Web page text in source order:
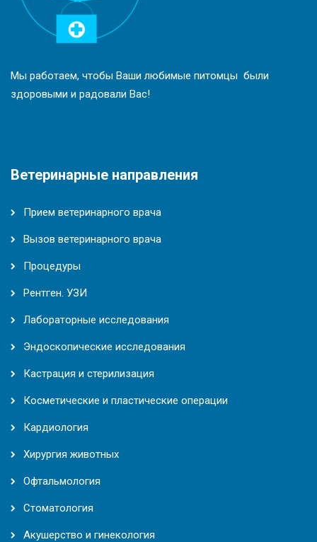
Мы работаем, чтобы Ваши любимые питомцы были
здоровыми и радовали Вас!
Ветеринарные направления
Прием ветеринарного врача
Вызов ветеринарного врача
Процедуры
Рентген. УЗИ
Лабораторные исследования
Эндоскопические исследования
Кастрация и стерилизация
Косметические и пластические операции
Кардиология
Хирургия животных
Офтальмология
Стоматология
Акушерство и гинекология